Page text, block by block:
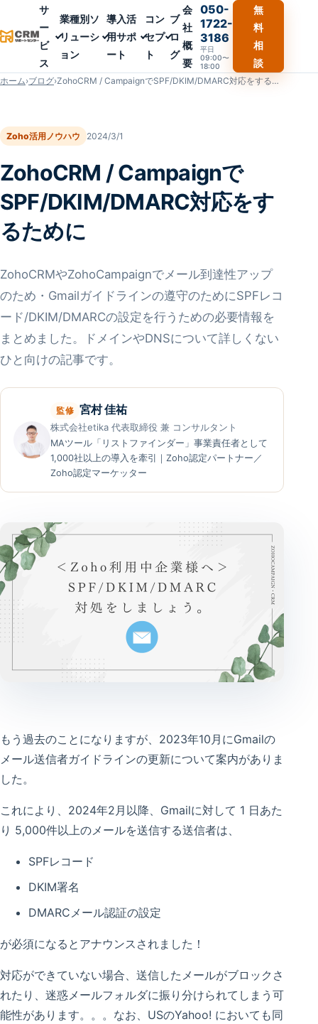
サ
ー
ビ
ス
業種別ソ
リューシ
ョン
導入活
用サポ
ート
コン
セプ
ト
ブ
ロ
グ
会
社
概
要
050-
1722-
3186
平日
09:00〜
18:00
無
料
相
談
ホーム›ブログ› ZohoCRM / CampaignでSPF/DKIM/DMARC対応をするために
Zoho活用ノウハウ 2024/3/1
ZohoCRM / Campaignで
SPF/DKIM/DMARC対応をす
るために
ZohoCRMやZohoCampaignでメール到達性アップ
のため・Gmailガイドラインの遵守のためにSPFレコ
ード/DKIM/DMARCの設定を行うための必要情報を
まとめました。ドメインやDNSについて詳しくない
ひと向けの記事です。
監修 宮村 佳祐
株式会社etika 代表取締役 兼 コンサルタント
MAツール「リストファインダー」事業責任者として
1,000社以上の導入を牽引｜Zoho認定パートナー／
Zoho認定マーケッター
もう過去のことになりますが、2023年10月にGmailの
メール送信者ガイドラインの更新について案内がありま
した。
これにより、2024年2月以降、Gmailに対して 1 日あた
り 5,000件以上のメールを送信する送信者は、
SPFレコード
DKIM署名
DMARCメール認証の設定
が必須になるとアナウンスされました！
対応ができていない場合、送信したメールがブロックさ
れたり、迷惑メールフォルダに振り分けられてしまう可
能性があります。。。なお、USのYahoo! においても同